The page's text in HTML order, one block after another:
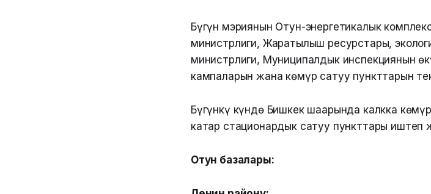
Бүгүн мэриянын Отун-энергетикалык
министрлиги, Жаратылыш ресурстары,
министрлиги, Муниципалдык инспекциянын
кампаларын жана көмүр сатуу пункттарын
Бүгүнкү күндө Бишкек шаарында калкка
катар стационардык сатуу пункттары иштеп
Отун базалары: